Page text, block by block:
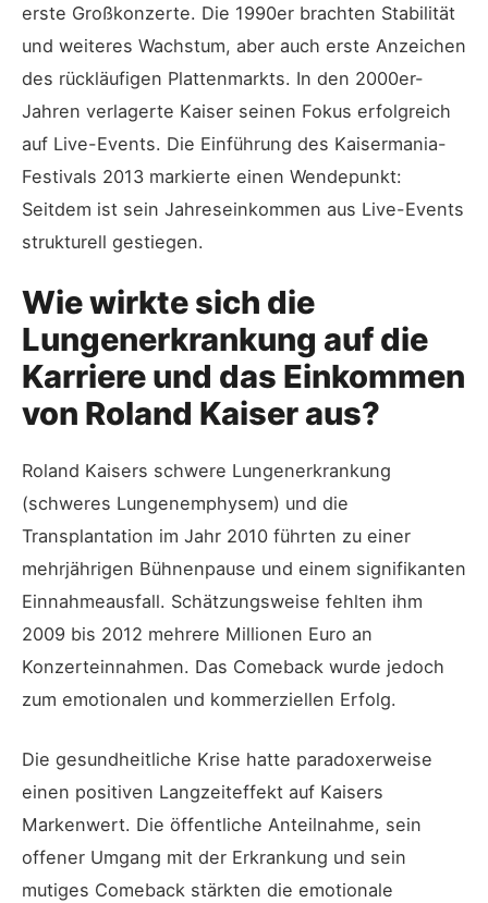
erste Großkonzerte. Die 1990er brachten Stabilität
und weiteres Wachstum, aber auch erste Anzeichen
des rückläufigen Plattenmarkts. In den 2000er-
Jahren verlagerte Kaiser seinen Fokus erfolgreich
auf Live-Events. Die Einführung des Kaisermania-
Festivals 2013 markierte einen Wendepunkt:
Seitdem ist sein Jahreseinkommen aus Live-Events
strukturell gestiegen.
Wie wirkte sich die
Lungenerkrankung auf die
Karriere und das Einkommen
von Roland Kaiser aus?
Roland Kaisers schwere Lungenerkrankung
(schweres Lungenemphysem) und die
Transplantation im Jahr 2010 führten zu einer
mehrjährigen Bühnenpause und einem signifikanten
Einnahmeausfall. Schätzungsweise fehlten ihm
2009 bis 2012 mehrere Millionen Euro an
Konzerteinnahmen. Das Comeback wurde jedoch
zum emotionalen und kommerziellen Erfolg.
Die gesundheitliche Krise hatte paradoxerweise
einen positiven Langzeiteffekt auf Kaisers
Markenwert. Die öffentliche Anteilnahme, sein
offener Umgang mit der Erkrankung und sein
mutiges Comeback stärkten die emotionale